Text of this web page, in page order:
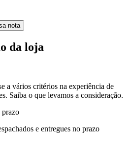
nota
da loja
a vários critérios na experiência de
Saiba o que levamos a consideração.
prazo
e entregues no prazo